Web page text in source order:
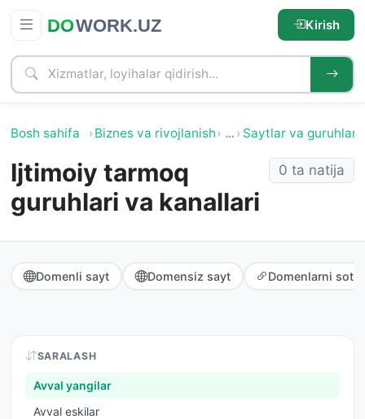
Kirish
Bosh sahifa Biznes va rivojlanish … Saytlar va
Ijtimoiy tarmoq
guruhlari va kanallari
0 ta natija
Domenli sayt Domensiz sayt Domenlarni
SARALASH
Avval yangilar
Avval eskilar